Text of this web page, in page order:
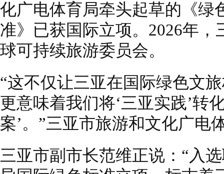
化广电体育局牵头起草的《
准》已获国际立项。2026年
球可持续旅游委员会。
“这不仅让三亚在国际绿色文
更意味着我们将‘三亚实践’转
案’。”三亚市旅游和文化广电
三亚市副市长范维正说：“入